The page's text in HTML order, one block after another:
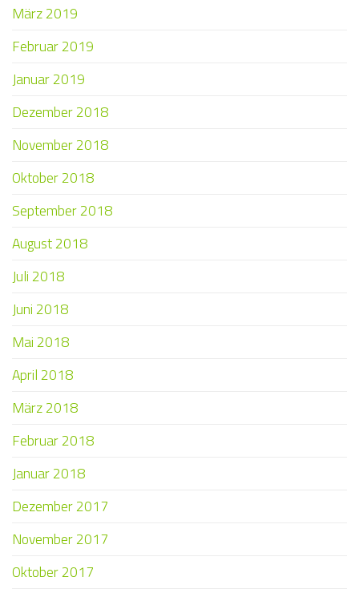
März 2019
Februar 2019
Januar 2019
Dezember 2018
November 2018
Oktober 2018
September 2018
August 2018
Juli 2018
Juni 2018
Mai 2018
April 2018
März 2018
Februar 2018
Januar 2018
Dezember 2017
November 2017
Oktober 2017